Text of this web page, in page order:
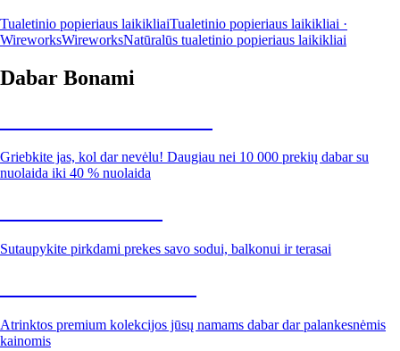
Tualetinio popieriaus laikikliaiTualetinio popieriaus laikikliai ·
WireworksWireworksNatūralūs tualetinio popieriaus laikikliai
Dabar Bonami
Griebkite jas, kol dar nevėlu! Daugiau nei 10 000 prekių dabar su
nuolaida iki 40 % nuolaida
Sutaupykite pirkdami prekes savo sodui, balkonui ir terasai
Atrinktos premium kolekcijos jūsų namams dabar dar palankesnėmis
kainomis